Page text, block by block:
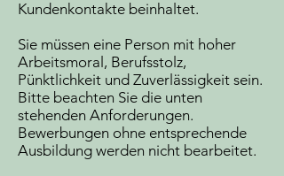
Kundenkontakte beinhaltet.
Sie müssen eine Person mit hoher
Arbeitsmoral, Berufsstolz,
Pünktlichkeit und Zuverlässigkeit sein.
Bitte beachten Sie die unten
stehenden Anforderungen.
Bewerbungen ohne entsprechende
Ausbildung werden nicht bearbeitet.